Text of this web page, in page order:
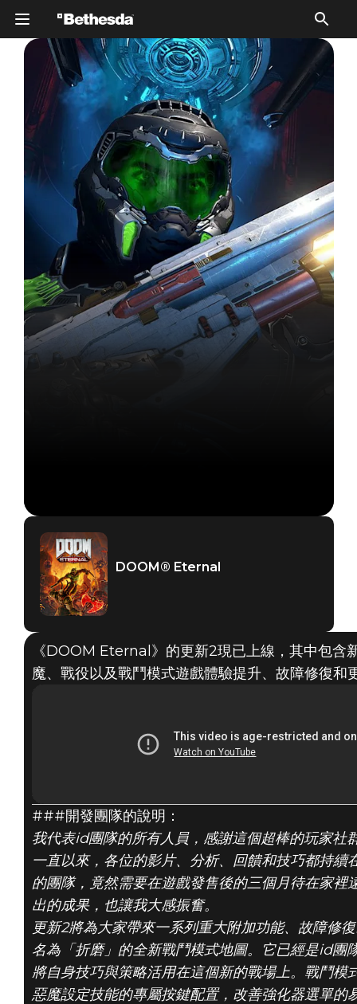
DOOM® Eternal
2020年6月25日
《DOOM
ETERNAL》更新
2說明
DOOM® Eternal
《DOOM Eternal》的更新2現已上線，其中包含
魔、戰役以及戰鬥模式遊戲體驗提升、故障修復和
###開發團隊的說明：
我代表id團隊的所有人員，感謝這個超棒的玩家
一直以來，各位的影片、分析、回饋和技巧都持
的團隊，竟然需要在遊戲發售後的三個月待在家
出的成果，也讓我大感振奮。
更新2將為大家帶來一系列重大附加功能、故障修
名為「折磨」的全新戰鬥模式地圖。它已經是id團
將自身技巧與策略活用在這個新的戰場上。戰鬥
惡魔設定技能的專屬按鍵配置，改善強化器選單